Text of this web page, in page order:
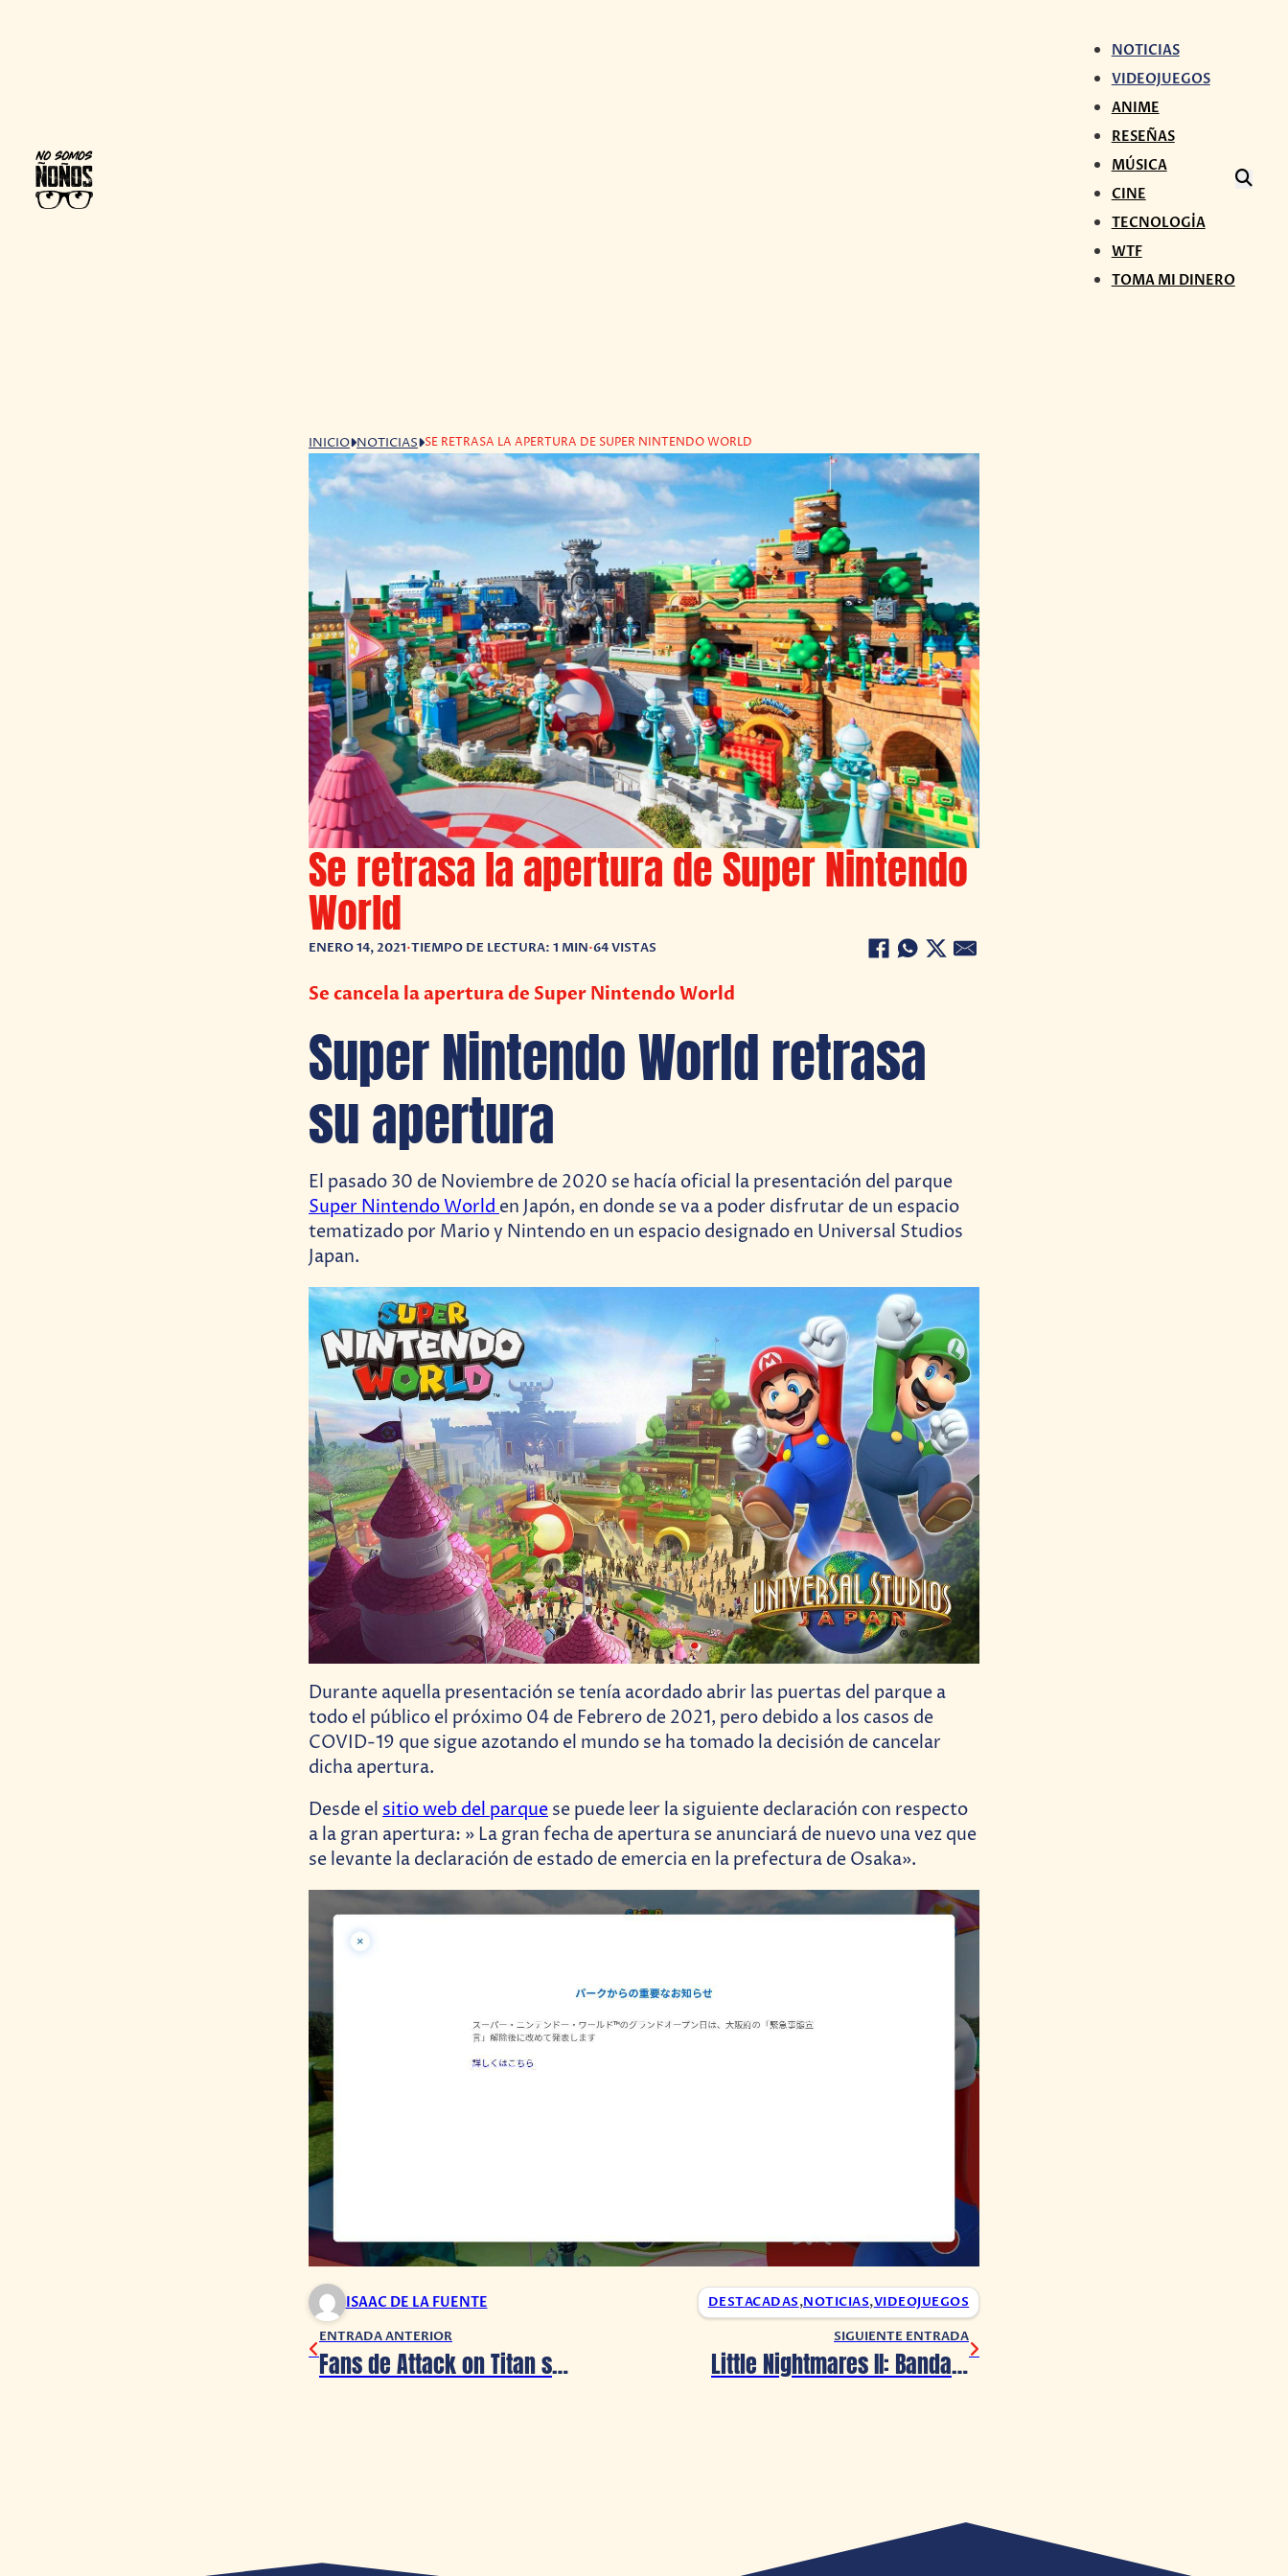
NOTICIAS
VIDEOJUEGOS
ANIME
RESEÑAS
MÚSICA
CINE
TECNOLOGÍA
WTF
TOMA MI DINERO
INICIO NOTICIAS SE RETRASA LA APERTURA DE SUPER NINTENDO WORLD
Se retrasa la apertura de Super Nintendo
World
ENERO 14, 2021•TIEMPO DE LECTURA: 1 MIN•64 VISTAS
Se cancela la apertura de Super Nintendo World
Super Nintendo World retrasa
su apertura
El pasado 30 de Noviembre de 2020 se hacía oficial la presentación del parque
Super Nintendo World en Japón, en donde se va a poder disfrutar de un espacio
tematizado por Mario y Nintendo en un espacio designado en Universal Studios
Japan.
Durante aquella presentación se tenía acordado abrir las puertas del parque a
todo el público el próximo 04 de Febrero de 2021, pero debido a los casos de
COVID-19 que sigue azotando el mundo se ha tomado la decisión de cancelar
dicha apertura.
Desde el sitio web del parque se puede leer la siguiente declaración con respecto
a la gran apertura: » La gran fecha de apertura se anunciará de nuevo una vez que
se levante la declaración de estado de emercia en la prefectura de Osaka».
ISAAC DE LA FUENTE DESTACADAS,NOTICIAS,VIDEOJUEGOS
ENTRADA ANTERIOR
Fans de Attack on Titan se lanzan contra su director
SIGUIENTE ENTRADA
Little Nightmares II: Bandai Namco ha lanzado nuevo tráiler, demo y mucho más